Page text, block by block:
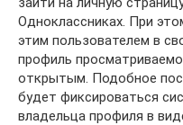
Одноклассниках. При
этим пользователем в
профиль
открытым. Подобное
будет фиксироваться
владельца профиля в